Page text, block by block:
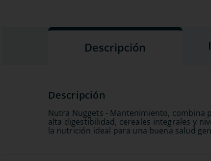
Descripción
Nutra Nuggets - Mantenimiento,
alta digestibilidad, cereales integrales y
la nutrición ideal para una buena salud